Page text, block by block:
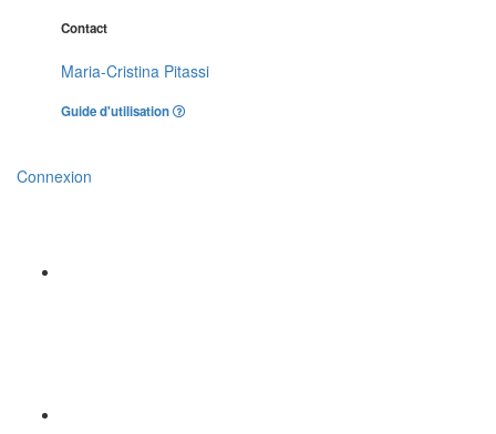
Contact
Maria-Cristina Pitassi
Guide d'utilisation
Connexion